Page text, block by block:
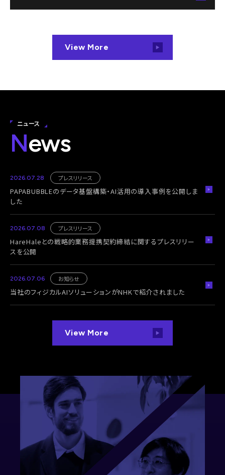
View More
ニュース
News
2026.07.28 プレスリリース
PAPABUBBLEのデータ基盤構築・AI活用の導入事例を公開しま
した
2026.07.08 プレスリリース
HareHaleとの戦略的業務提携契約締結に関するプレスリリー
スを公開
2026.07.06 お知らせ
当社のフィジカルAIソリューションがNHKで紹介されました
View More